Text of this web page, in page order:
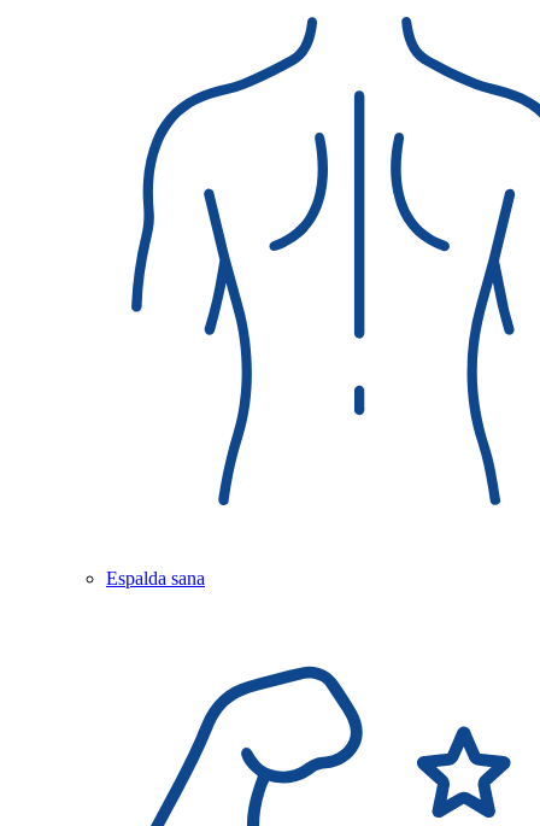
Espalda sana